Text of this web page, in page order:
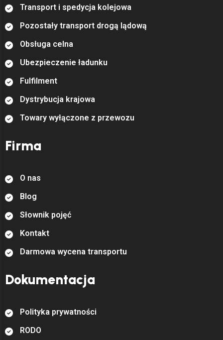
Transport i spedycja ko ejowa
Pozostały transport drogą ądową
O bsługa ce na
U bezpieczenie ładun ku
Fu f ment
Dystrybucja krajowa
Towary wyłączone z przewozu
Firma
O nas
B og
Słowni k pojęć
Kontakt
Darmowa wycena transportu
Dokumentacja
Po ityka prywatności
RO DO